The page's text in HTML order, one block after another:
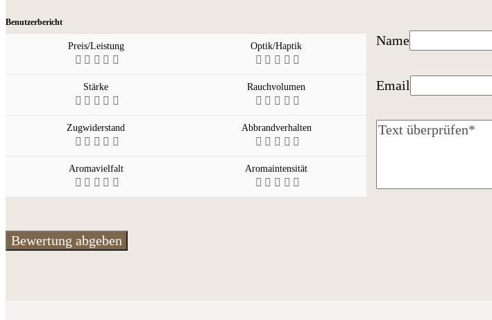
Benutzerbericht
Preis/Leistung Optik/Haptik
Stärke Rauchvolumen
Zugwiderstand Abbrandverhalten
Aromavielfalt Aromaintensität
Name
Email